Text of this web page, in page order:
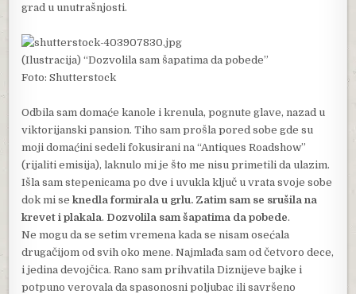
grad u unutrašnjosti.
(Ilustracija) “Dozvolila sam šapatima da pobede”
Foto: Shutterstock
Odbila sam domaće kanole i krenula, pognute glave, nazad u
viktorijanski pansion. Tiho sam prošla pored sobe gde su
moji domaćini sedeli fokusirani na “Antiques Roadshow”
(rijaliti emisija), laknulo mi je što me nisu primetili da ulazim.
Išla sam stepenicama po dve i uvukla ključ u vrata svoje sobe
dok mi se knedla formirala u grlu. Zatim sam se srušila na
krevet i plakala. Dozvolila sam šapatima da pobede.
Ne mogu da se setim vremena kada se nisam osećala
drugačijom od svih oko mene. Najmlađa sam od četvoro dece,
i jedina devojčica. Rano sam prihvatila Diznijeve bajke i
potpuno verovala da spasonosni poljubac ili savršeno